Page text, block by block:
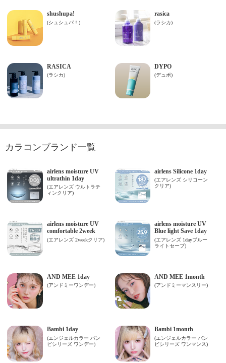
カラコンブランド一覧